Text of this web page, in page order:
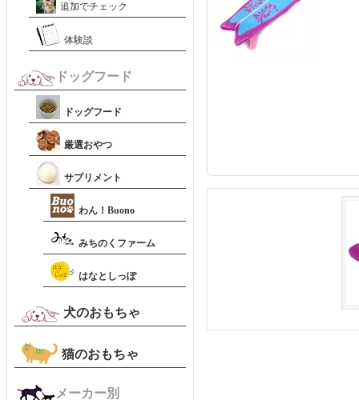
追加でチェック
体験談
ドッグフード
ドッグフード
厳選おやつ
サプリメント
わん！Buono
みちのくファーム
はなとしっぽ
犬のおもちゃ
猫のおもちゃ
メーカー別